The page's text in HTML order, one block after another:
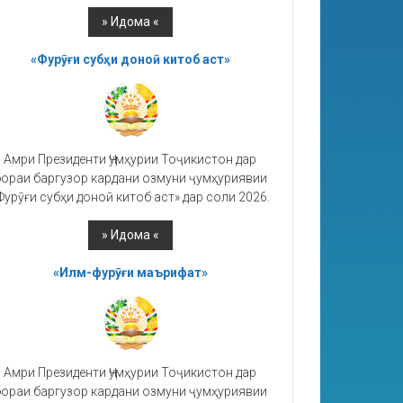
«Фурӯғи субҳи доноӣ китоб аст»
Амри Президенти Ҷумҳурии Тоҷикистон дар
баргузор кардани озмуни ҷумҳуриявии
субҳи доноӣ китоб аст» дар соли 2026.
«Илм-фурӯғи маърифат»
Амри Президенти Ҷумҳурии Тоҷикистон дар
баргузор кардани озмуни ҷумҳуриявии